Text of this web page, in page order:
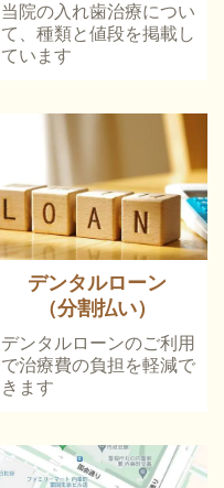
当院の入れ歯治療につい
て、種類と値段を掲載し
ています
デンタルローン
（分割払い）
デンタルローンのご利用
で治療費の負担を軽減で
きます